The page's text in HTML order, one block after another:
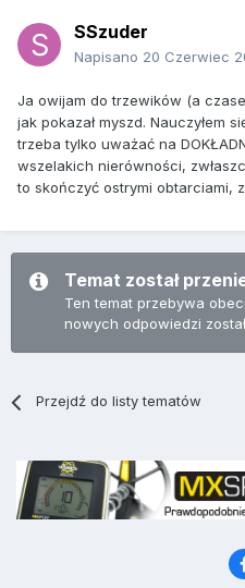
SSzuder
Napisano 20 Czerwiec
Ja owijam do trzewików (a
jak pokazał myszd. Nauczyłem
trzeba tylko uważać na
wszelakich nierówności,
to skończyć ostrymi obtarciami,
Temat został
Ten temat przebywa
nowych odpowiedzi
Przejdź do listy tematów